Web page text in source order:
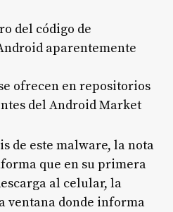
del código de
aparentemente
ofrecen en repositorios
del Android Market
de este malware, la nota
que en su primera
al celular, la
ventana donde informa